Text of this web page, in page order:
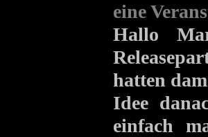
eine
Hallo
hatten
Idee
einfach